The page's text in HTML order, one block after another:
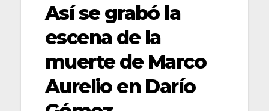
Así se grabó la
escena de la
muerte de Marco
Aurelio en Darío